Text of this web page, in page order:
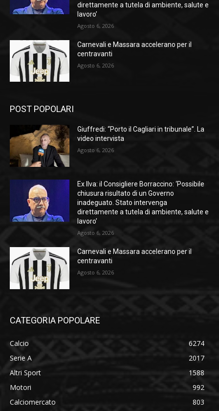
direttamente a tutela di ambiente, salute e
lavoro’
Agosto 6, 2026
Carnevali e Massara accelerano per il
centravanti
Agosto 6, 2026
POST POPOLARI
Giuffredi: “Porto il Cagliari in tribunale”. La
video intervista
Agosto 6, 2026
Ex Ilva: il Consigliere Borraccino: ‘Possibile
chiusura risultato di un Governo
inadeguato. Stato intervenga
direttamente a tutela di ambiente, salute e
lavoro’
Agosto 6, 2026
Carnevali e Massara accelerano per il
centravanti
Agosto 6, 2026
CATEGORIA POPOLARE
Calcio
6274
Serie A
2017
Altri Sport
1588
Motori
992
Calciomercato
803